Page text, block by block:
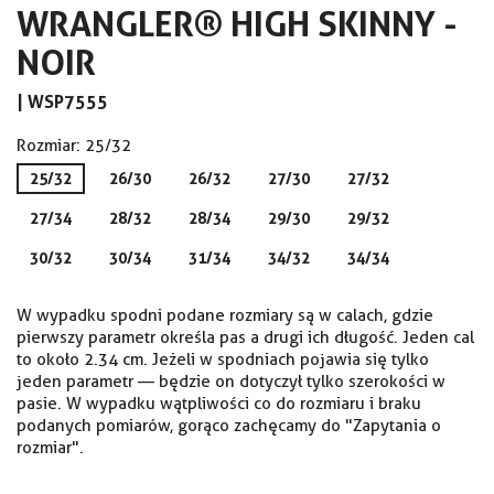
WRANGLER® HIGH SKINNY -
NOIR
| WSP7555
Rozmiar: 25/32
25/32 26/30 26/32 27/30 27/32
27/34 28/32 28/34 29/30 29/32
30/32 30/34 31/34 34/32 34/34
W wypadku spodni podane rozmiary są w calach, gdzie
pierwszy parametr określa pas a drugi ich długość. Jeden cal
to około 2.34 cm. Jeżeli w spodniach pojawia się tylko
jeden parametr — będzie on dotyczył tylko szerokości w
pasie. W wypadku wątpliwości co do rozmiaru i braku
podanych pomiarów, gorąco zachęcamy do "Zapytania o
rozmiar".